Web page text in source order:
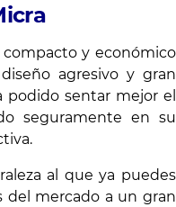
y económico
agresivo y gran
podido sentar mejor el
seguramente en su
al que ya puedes
del mercado a un gran